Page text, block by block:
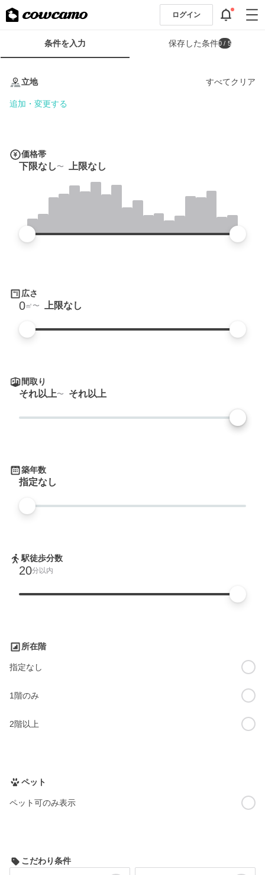
ログイン
条
条件を入力 保存した条件0 / 5
立地 すべてクリア
追加・変更する
価格帯
下限なし 上限なし
広さ
0㎡ 上限なし
間取り
それ以上 それ以上
築年数
指定なし
駅徒歩分数
20分以内
所在階
指定なし
1階のみ
2階以上
ペット
ペット可のみ表示
こだわり条件